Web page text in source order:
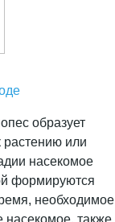
образует
растению или
насекомое
формируются
необходимое
насекомое, также